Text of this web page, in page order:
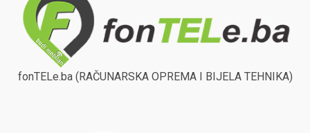
fonTELe.ba (RAČUNARSKA OPREMA I BIJELA TEHNIKA)